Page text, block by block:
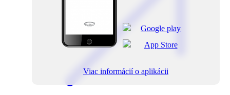
Viac informácií o aplikácii